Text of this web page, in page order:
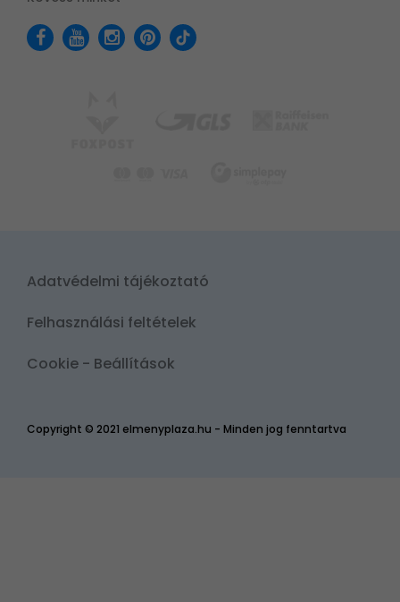
Copyright © 2021 elmenyplaza.hu - Minden jog fenntartva
Adatvédelmi tájékoztató
Felhasználási feltételek
Cookie - Beállítások